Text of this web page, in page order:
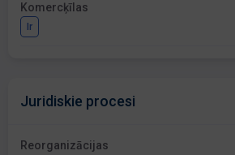
Komercķīlas
Ir
Juridiskie procesi
Reorganizācijas